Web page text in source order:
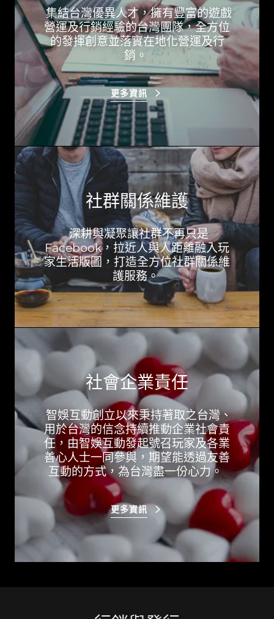
集結台灣優異人才，擁有豐富的遊戲
營運及行銷經驗的台灣團隊，全方位
的發揮創意並落實在地化營運及行
銷。
更多資訊
社群關係維護
深耕與凝聚讓社群不再只是
Facebook，拉近人與人距離融入玩
家生活版圖，打造全方位社群關係維
護服務。
社會企業責任
智娛互動創立以來秉持著取之台灣、
用於台灣的信念持續推動企業社會責
任，由智娛互動發起號召玩家及各業
善心人士一同參與，期望能透過友善
互動的方式，為台灣盡一份心力。
更多資訊